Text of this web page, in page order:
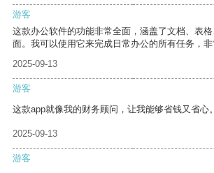
游客
这款办公软件的功能非常全面，涵盖了文档、表
面。我可以使用它来完成日常办公的所有任务，非
2025-09-13
游客
这款app就像我的财务顾问，让我能够省钱又省心。
2025-09-13
游客